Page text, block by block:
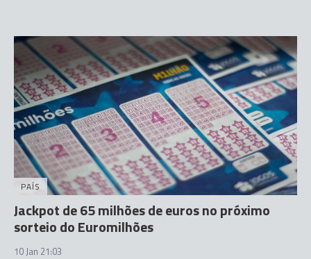
PAÍS
Jackpot de 65 milhões de euros no próximo
sorteio do Euromilhões
10 Jan 21:03